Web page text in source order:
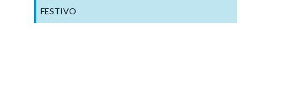
FESTIVO